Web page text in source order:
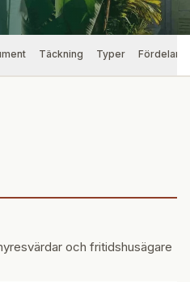
Täckning Typer Fördelar
och fritidshusägare